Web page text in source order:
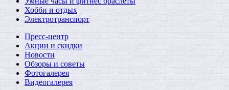
Хобби и отдых
Электротранспорт
Пресс-центр
Акции и скидки
Новости
Обзоры и советы
Фотогалерея
Видеогалерея